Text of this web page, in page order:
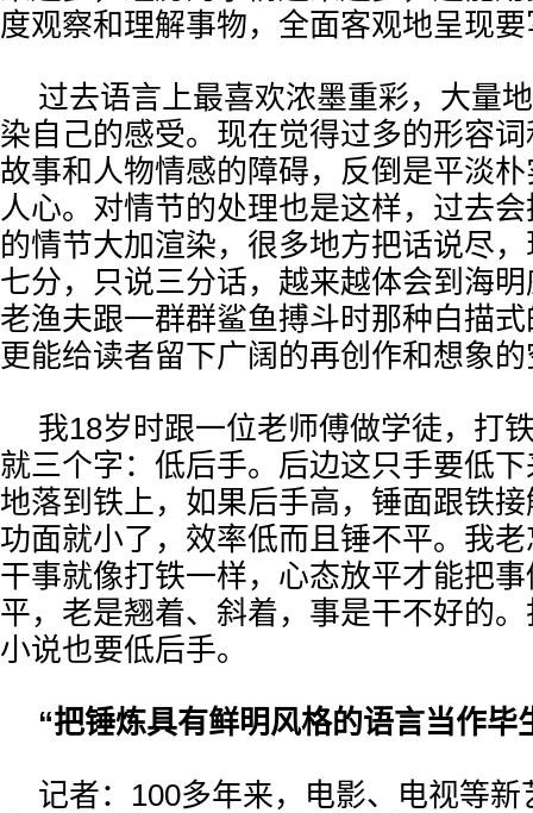
度观察和理解事物，全面客观地呈现
过去语言上最喜欢浓墨重彩，大量
染自己的感受。现在觉得过多的形容
故事和人物情感的障碍，反倒是平淡
人心。对情节的处理也是这样，过去会
的情节大加渲染，很多地方把话说尽
七分，只说三分话，越来越体会到海
老渔夫跟一群群鲨鱼搏斗时那种白描
更能给读者留下广阔的再创作和想象
我18岁时跟一位老师傅做学徒，打
就三个字：低后手。后边这只手要低
地落到铁上，如果后手高，锤面跟铁
功面就小了，效率低而且锤不平。我
干事就像打铁一样，心态放平才能把
平，老是翘着、斜着，事是干不好的
小说也要低后手。
“把锤炼具有鲜明风格的语言当作毕
记者：100多年来，电影、电视等新